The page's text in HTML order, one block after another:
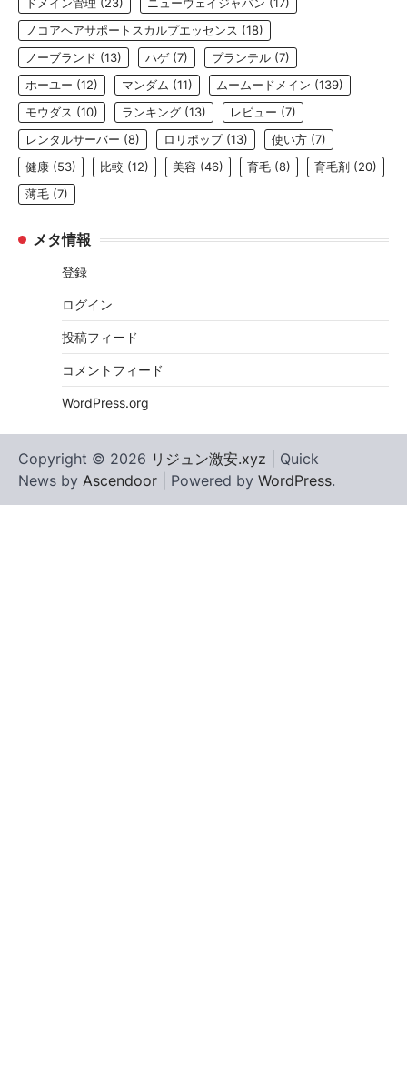
ノコアヘアサポートスカルプエッセンス (18)
ノーブランド (13) ハゲ (7) プランテル (7)
ホーユー (12) マンダム (11) ムームードメイン (139)
モウダス (10) ランキング (13) レビュー (7)
レンタルサーバー (8) ロリポップ(13) 使い方 (7)
健康 (53) 比較 (12) 美容 (46) 育毛 (8) 育毛剤 (20)
薄毛 (7)
メタ情報
登録
ログイン
投稿フィード
コメントフィード
WordPress.org
Copyright © 2026 リジュン激安.xyz | Quick
News by Ascendoor | Powered by WordPress.